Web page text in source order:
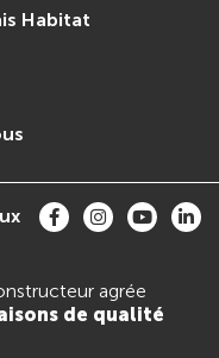
Habitat
agrée
de qualité